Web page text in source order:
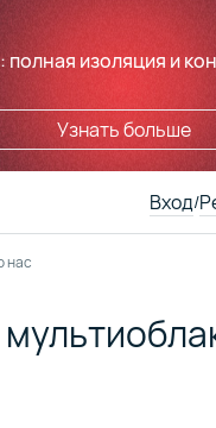
изоляция и
Узнать больше
Вход/
нас